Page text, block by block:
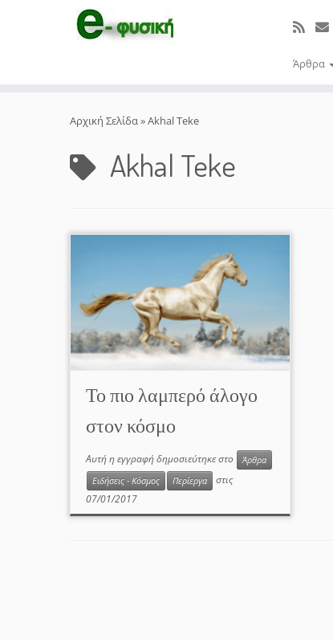
Άρθρα
Αρχική Σελίδα»Akhal Teke
Akhal Teke
Το πιο λαμπερό άλογο
στον κόσμο
Αυτή η εγγραφή δημοσιεύτηκε στο
Άρθρα
Ειδήσεις - Κόσμος
Περίεργα
στις
07/01/2017